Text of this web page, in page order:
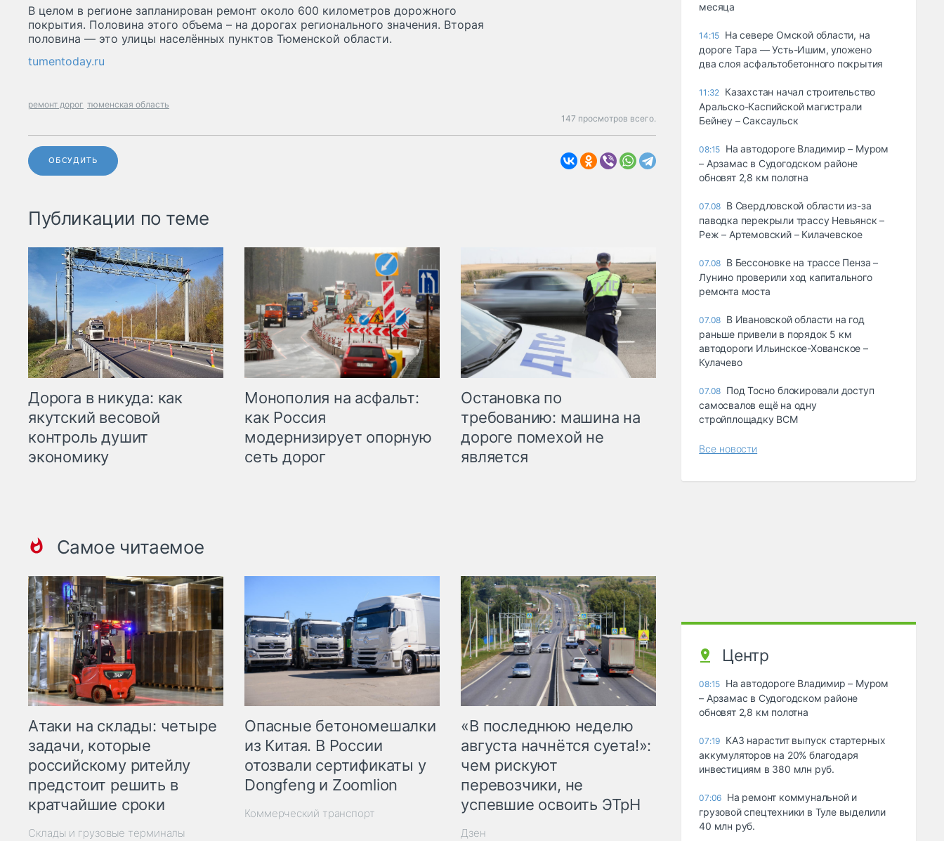
В целом в регионе запланирован ремонт около 600 километров дорожного
покрытия. Половина этого объема – на дорогах регионального значения. Вторая
половина — это улицы населённых пунктов Тюменской области.
tumentoday.ru
ремонт дорог тюменская область
147 просмотров всего.
ОБСУДИТЬ
Публикации по теме
Дорога в никуда: как
якутский весовой
контроль душит
экономику
Монополия на асфальт:
как Россия
модернизирует опорную
сеть дорог
Остановка по
требованию: машина на
дороге помехой не
является
Самое читаемое
Атаки на склады: четыре
задачи, которые
российскому ритейлу
предстоит решить в
кратчайшие сроки
Склады и грузовые терминалы
Опасные бетономешалки
из Китая. В России
отозвали сертификаты у
Dongfeng и Zoomlion
Коммерческий транспорт
«В последнюю неделю
августа начнётся суета!»:
чем рискуют
перевозчики, не
успевшие освоить ЭТрН
Дзен
месяца
14:15 На севере Омской области, на
дороге Тара — Усть-Ишим, уложено
два слоя асфальтобетонного покрытия
11:32 Казахстан начал строительство
Аральско-Каспийской магистрали
Бейнеу – Саксаульск
08:15 На автодороге Владимир – Муром
– Арзамас в Судогодском районе
обновят 2,8 км полотна
07.08 В Свердловской области из-за
паводка перекрыли трассу Невьянск –
Реж – Артемовский – Килачевское
07.08 В Бессоновке на трассе Пенза –
Лунино проверили ход капитального
ремонта моста
07.08 В Ивановской области на год
раньше привели в порядок 5 км
автодороги Ильинское-Хованское –
Кулачево
07.08 Под Тосно блокировали доступ
самосвалов ещё на одну
стройплощадку ВСМ
Все новости
Центр
08:15 На автодороге Владимир – Муром
– Арзамас в Судогодском районе
обновят 2,8 км полотна
07:19 КАЗ нарастит выпуск стартерных
аккумуляторов на 20% благодаря
инвестициям в 380 млн руб.
07:06 На ремонт коммунальной и
грузовой спецтехники в Туле выделили
40 млн руб.